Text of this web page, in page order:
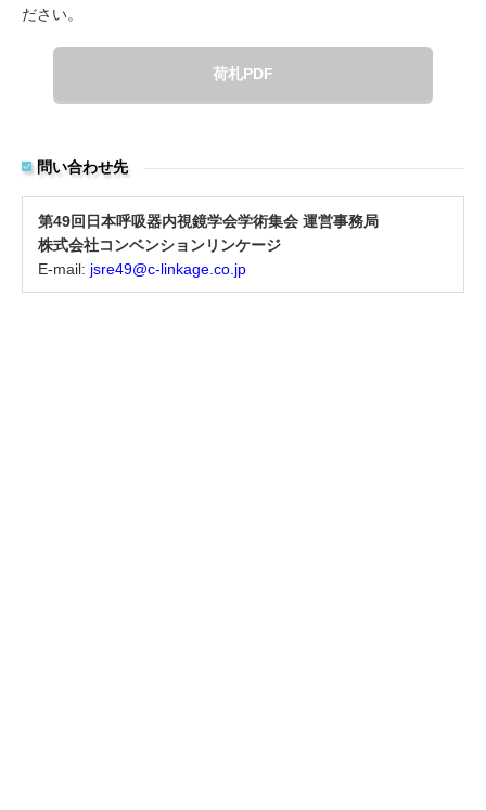
ださい。
荷札PDF
問い合わせ先
第49回日本呼吸器内視鏡学会学術集会 運営事務局
株式会社コンベンションリンケージ
E-mail: jsre49@c-linkage.co.jp